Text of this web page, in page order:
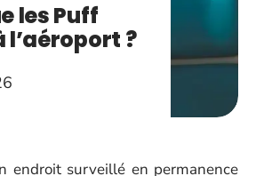
les Puff
l’aéroport ?
endroit surveillé en permanence